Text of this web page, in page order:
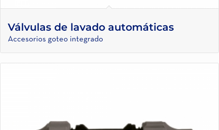
Válvulas de lavado automáticas
Accesorios goteo integrado